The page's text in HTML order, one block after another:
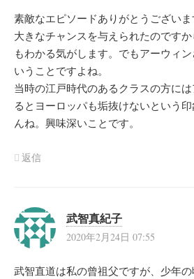
素敵なエピソードありがとうございま
大きなチャンスを与えられたのです
もわかる気がします。でもアーウィ
いうことですよね。
当時の江戸時代のあるクラスの方に
るとヨーロッパも垢抜けないという
んね。興味深いことです。
返信
武智真紀子
2020年2月24日 07:55
武智直道は私の曾祖父ですが、少年